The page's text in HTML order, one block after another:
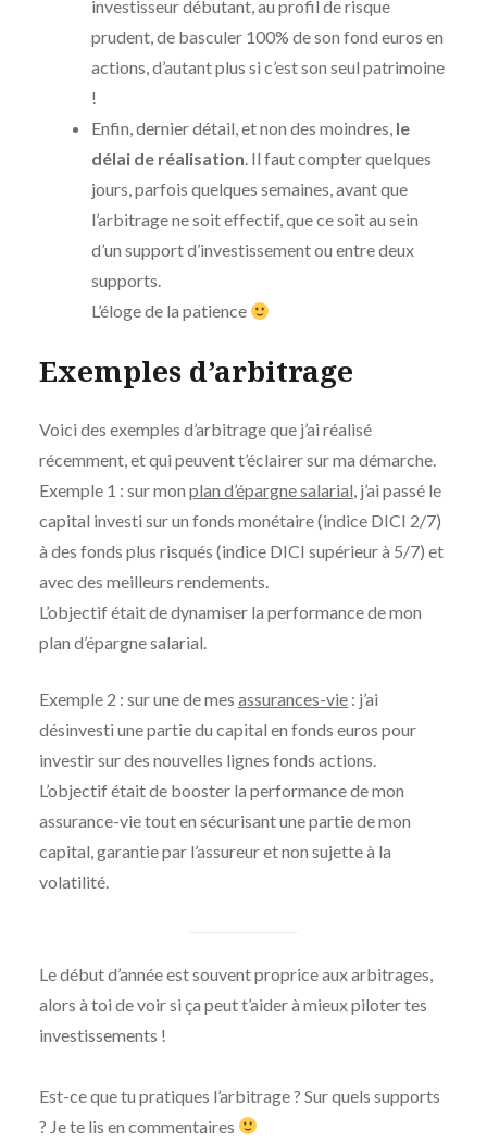
investisseur débutant, au profil de risque
prudent, de basculer 100% de son fond euros en
actions, d’autant plus si c’est son seul patrimoine
!
Enfin, dernier détail, et non des moindres, le
délai de réalisation. Il faut compter quelques
jours, parfois quelques semaines, avant que
l’arbitrage ne soit effectif, que ce soit au sein
d’un support d’investissement ou entre deux
supports.
L’éloge de la patience
Exemples d’arbitrage
Voici des exemples d’arbitrage que j’ai réalisé
récemment, et qui peuvent t’éclairer sur ma démarche.
Exemple 1 : sur mon plan d’épargne salarial , j’ai passé le
capital investi sur un fonds monétaire (indice DICI 2/7)
à des fonds plus risqués (indice DICI supérieur à 5/7) et
avec des meilleurs rendements.
L’objectif était de dynamiser la performance de mon
plan d’épargne salarial.
Exemple 2 : sur une de mes assurances-vie: j’ai
désinvesti une partie du capital en fonds euros pour
investir sur des nouvelles lignes fonds actions.
L’objectif était de booster la performance de mon
assurance-vie tout en sécurisant une partie de mon
capital, garantie par l’assureur et non sujette à la
volatilité.
Le début d’année est souvent proprice aux arbitrages,
alors à toi de voir si ça peut t’aider à mieux piloter tes
investissements !
Est-ce que tu pratiques l’arbitrage ? Sur quels supports
? Je te lis en commentaires